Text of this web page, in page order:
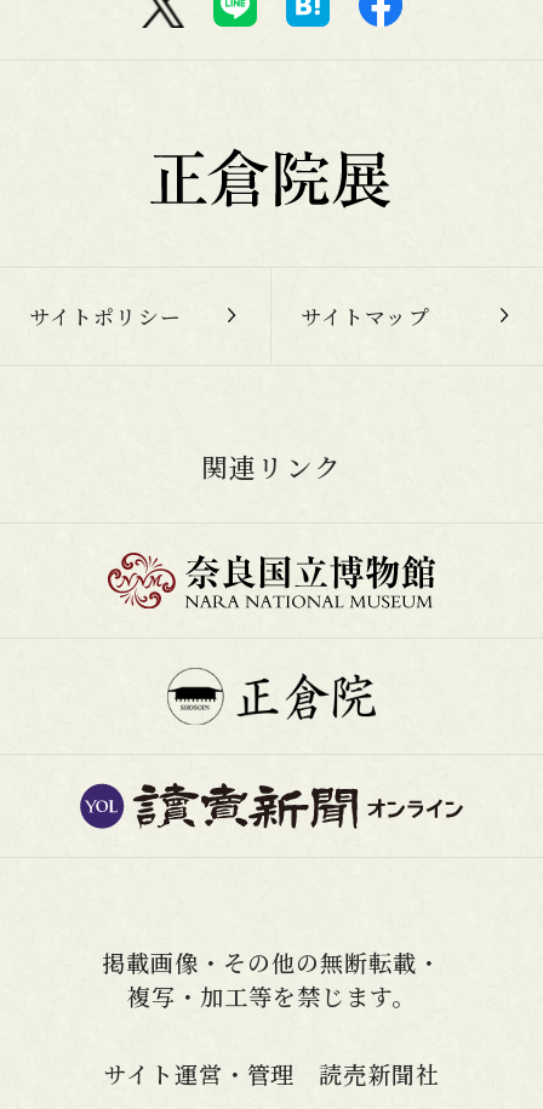
サイトポリシー サイトマップ
関連リンク
掲載画像・その他の無断転載・
複写・加工等を禁じます。
サイト運営・管理 読売新聞社